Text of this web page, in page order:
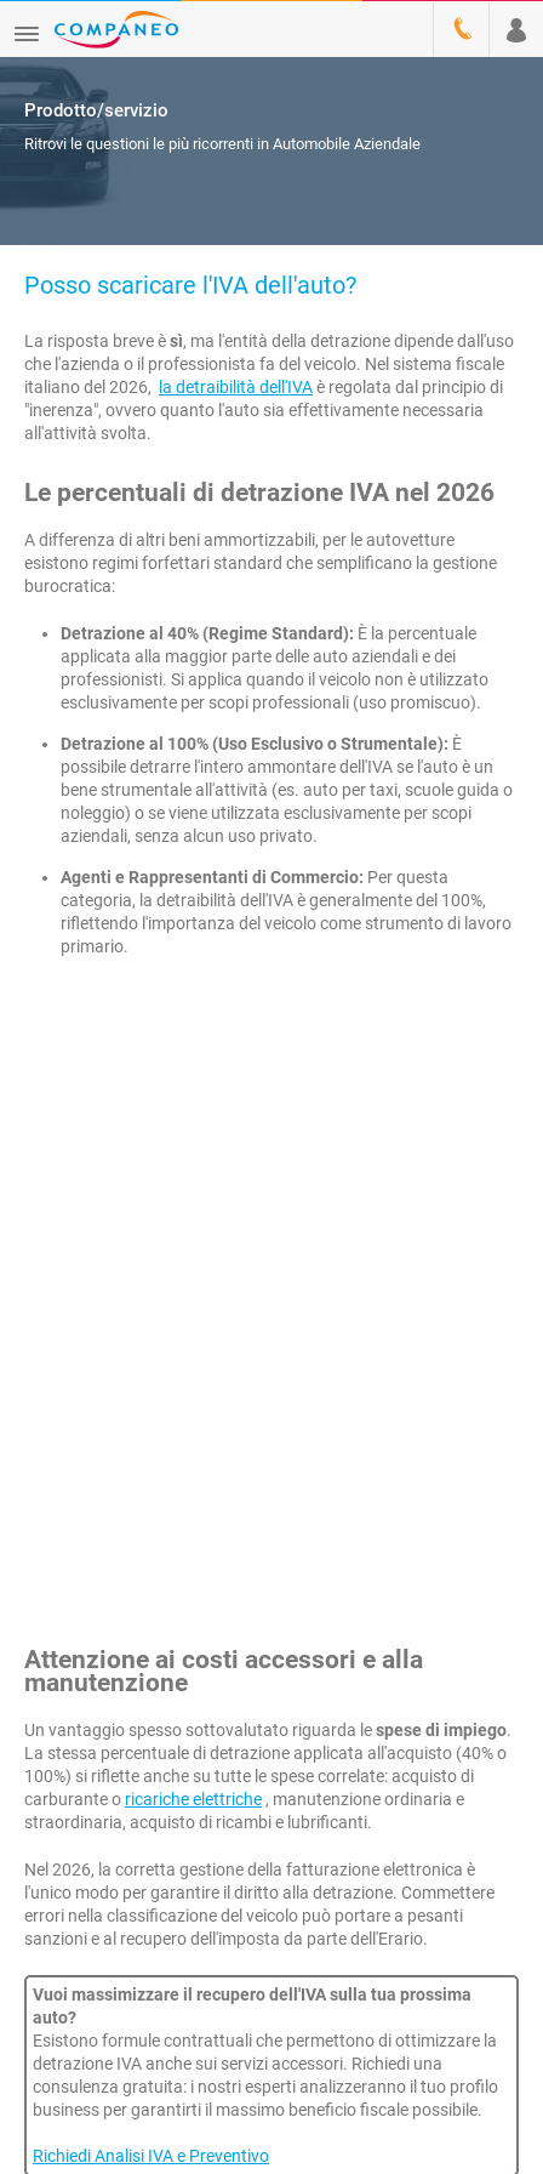
Prodotto/servizio
Ritrovi le questioni le più ricorrenti in Automobile Aziendale
Posso scaricare l'IVA dell'auto?
La risposta breve èsì, ma l'entità della detrazione dipende dall'uso
che l'azienda o il professionista fa del veicolo. Nel sistema fiscale
italiano del 2026,
la detraibilità dell'IVAè regolata dal principio di
"inerenza", ovvero quanto l'auto sia effettivamente necessaria
all'attività svolta.
Le percentuali di detrazione IVA nel 2026
A differenza di altri beni ammortizzabili, per le autovetture
esistono regimi forfettari standard che semplificano la gestione
burocratica:
Detrazione al 40% (Regime Standard): È la percentuale
applicata alla maggior parte delle auto aziendali e dei
professionisti. Si applica quando il veicolo non è utilizzato
esclusivamente per scopi professionali (uso promiscuo).
Detrazione al 100% (Uso Esclusivo o Strumentale): È
possibile detrarre l'intero ammontare dell'IVA se l'auto è un
bene strumentale all'attività (es. auto per taxi, scuole guida o
noleggio) o se viene utilizzata esclusivamente per scopi
aziendali, senza alcun uso privato.
Agenti e Rappresentanti di Commercio: Per questa
categoria, la detraibilità dell'IVA è generalmente del 100%,
riflettendo l'importanza del veicolo come strumento di lavoro
primario.
Attenzione ai costi accessori e alla
manutenzione
Un vantaggio spesso sottovalutato riguarda lespese di impiego.
La stessa percentuale di detrazione applicata all'acquisto (40% o
100%) si riflette anche su tutte le spese correlate: acquisto di
carburante o ricariche elettriche , manutenzione ordinaria e
straordinaria, acquisto di ricambi e lubrificanti.
Nel 2026, la corretta gestione della fatturazione elettronica è
l'unico modo per garantire il diritto alla detrazione. Commettere
errori nella classificazione del veicolo può portare a pesanti
sanzioni e al recupero dell'imposta da parte dell'Erario.
Vuoi massimizzare il recupero dell'IVA sulla tua prossima
auto?
Esistono formule contrattuali che permettono di ottimizzare la
detrazione IVA anche sui servizi accessori. Richiedi una
consulenza gratuita: i nostri esperti analizzeranno il tuo profilo
business per garantirti il massimo beneficio fiscale possibile.
Richiedi Analisi IVA e Preventivo